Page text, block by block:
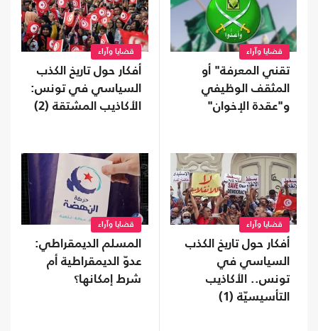
قضايا وآراء
تقني المعرفة" أو
المثقف الوظيفي
و"عقدة الإخوان"
قضايا وآراء
أفكار حول تاريخ الكذب
السياسي في تونس:
الأكاذيب المشتقة (2)
قضايا وآراء
أفكار حول تاريخ الكذب
السياسي في
تونس.. الأكاذيب
التأسيسيّة (1)
قضايا وآراء
المسلم الديمقراطي:
عدوّ الديمقراطية أم
شرط إمكانها؟